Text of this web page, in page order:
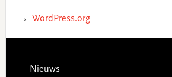
WordPress.org
Footer
Nieuws